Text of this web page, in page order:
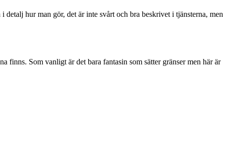
i detalj hur man gör, det är inte svårt och bra beskrivet i tjänsterna, men
finns. Som vanligt är det bara fantasin som sätter gränser men här är